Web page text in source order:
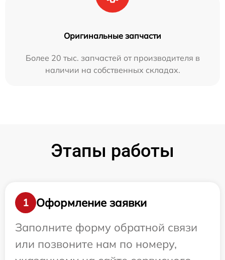
Оригинальные запчасти
Более 20 тыс. запчастей от производителя в
наличии на собственных складах.
Этапы работы
1
Оформление заявки
Заполните форму обратной связи
или позвоните нам по номеру,